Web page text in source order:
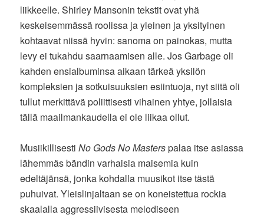
liikkeelle. Shirley Mansonin tekstit ovat yhä
keskeisemmässä roolissa ja yleinen ja yksityinen
kohtaavat niissä hyvin: sanoma on painokas, mutta
levy ei tukahdu saarnaamisen alle. Jos Garbage oli
kahden ensialbuminsa aikaan tärkeä yksilön
kompleksien ja sotkuisuuksien esiintuoja, nyt siitä oli
tullut merkittävä poliittisesti vihainen yhtye, jollaisia
tällä maailmankaudella ei ole liikaa ollut.
MusiikillisestiNo Gods No Masterspalaa itse asiassa
lähemmäs bändin varhaisia maisemia kuin
edeltäjänsä, jonka kohdalla muusikot itse tästä
puhuivat. Yleislinjaltaan se on koneistettua rockia
skaalalla aggressiivisesta melodiseen